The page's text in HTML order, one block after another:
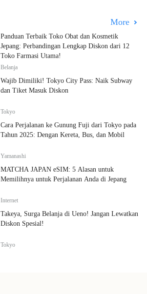
More
Panduan Terbaik Toko Obat dan Kosmetik
Jepang: Perbandingan Lengkap Diskon dari 12
Toko Farmasi Utama!
Belanja
Wajib Dimiliki! Tokyo City Pass: Naik Subway
dan Tiket Masuk Diskon
Tokyo
Cara Perjalanan ke Gunung Fuji dari Tokyo pada
Tahun 2025: Dengan Kereta, Bus, dan Mobil
Yamanashi
MATCHA JAPAN eSIM: 5 Alasan untuk
Memilihnya untuk Perjalanan Anda di Jepang
Internet
Takeya, Surga Belanja di Ueno! Jangan Lewatkan
Diskon Spesial!
Tokyo